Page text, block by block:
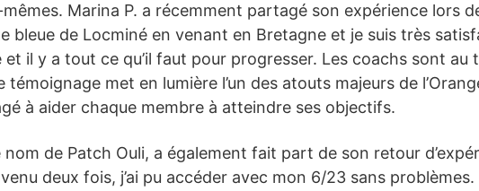
Marina P. a récemment partagé son expérience lors
bleue de Locminé en venant en Bretagne et je suis très
et il y a tout ce qu’il faut pour progresser. Les coachs sont au
témoignage met en lumière l’un des atouts majeurs de
à aider chaque membre à atteindre ses objectifs.
de Patch Ouli, a également fait part de son retour
deux fois, j’ai pu accéder avec mon 6/23 sans